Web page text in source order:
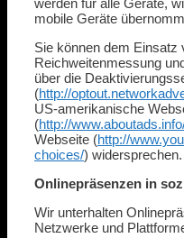
mobile Geräte
Sie können dem Einsatz
Reichweitenmessung
über die
(http://
US-amerikanische
(http://
Webseite (http://
choices/) widersprechen.
Onlinepräsenzen in
Wir unterhalten
Netzwerke und